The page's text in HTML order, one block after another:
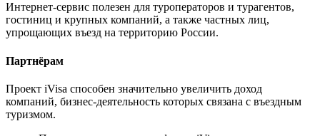
Интернет-сервис полезен для туроператоров и турагентов,
гостиниц и крупных компаний, а также частных лиц,
упрощающих въезд на территорию России.
Партнёрам
Проект iVisa способен значительно увеличить доход
компаний, бизнес-деятельность которых связана с въездным
туризмом.